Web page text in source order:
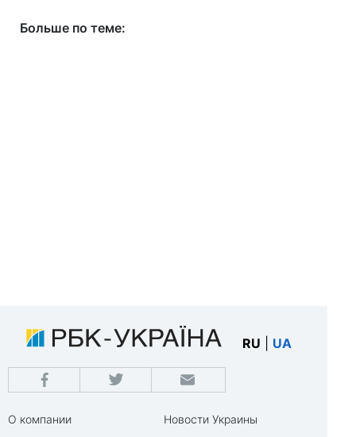
Больше по теме:
RU UA
О компании
Новости Украины